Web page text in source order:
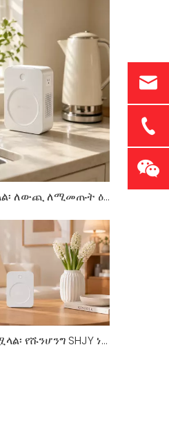
ዘይቤ ኃይልን ያሟላል፡ ለውጪ ለሚመጡት ዕቃዎችዎ ለስላሳ ሹንሆንግ ትራንስፎርመር
ዘይቤ ደህንነትን ያሟላል፡ የሹንሆንግ SHJY ነጭ ተከታታይ የትራንስፎርመር ደረጃዎችን እንዴት እንደገና እንደሚገልፅ